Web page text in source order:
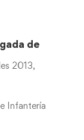
de
2013,
Infantería